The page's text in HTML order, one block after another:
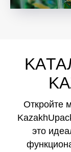
Откройте
это